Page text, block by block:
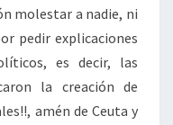
molestar a nadie, ni
pedir explicaciones
es decir, las
la creación de
amén de Ceuta y